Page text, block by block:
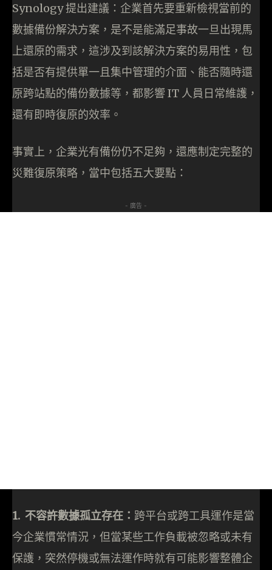
Synology 提出建議：企業首先要重新檢視當前的
數據備份解決方案，是不是能滿足事故一旦出現馬
上還原的需求，這涉及到該解決方案的易用性，包
括是否有提供單一且集中管理的介面、能否隨時還
原跨站點的備份數據等，都影響 IT 人員日常維護，
還有即時復原的效率。
事實上，企業光有備份仍不足夠，還應制定完整的
災難復原策略，當中包括五大要點：
- 廣告 -
1. 不容許數據孤立存在： 跨平台或跨工具運作是當
今企業慣常情況，但當某些工作負載被忽略或未有
保護，突然停機或無法運作時就有可能影響整體企